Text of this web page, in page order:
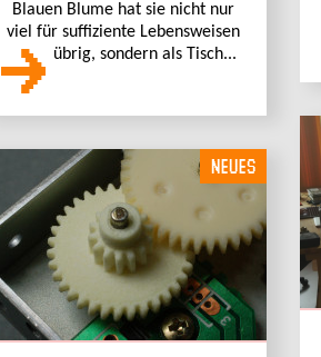
Blauen Blume hat sie nicht nur
viel für suffiziente Lebensweisen
übrig, sondern als Tisch...
NEUES